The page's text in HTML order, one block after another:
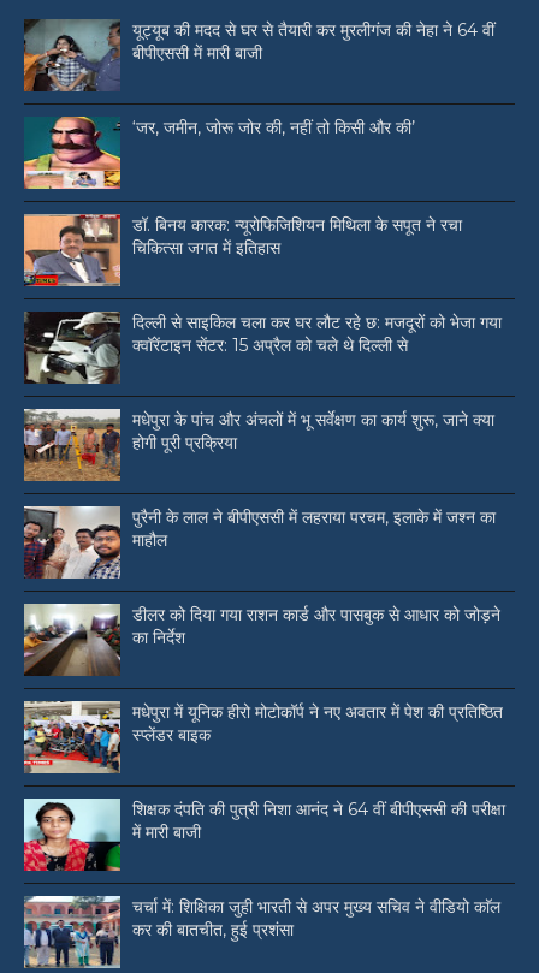
यूट्यूब की मदद से घर से तैयारी कर मुरलीगंज की नेहा ने 64 वीं
बीपीएससी में मारी बाजी
‘जर, जमीन, जोरू जोर की, नहीं तो किसी और की’
डॉ. बिनय कारक: न्यूरोफिजिशियन मिथिला के सपूत ने रचा
चिकित्सा जगत में इतिहास
दिल्ली से साइकिल चला कर घर लौट रहे छ: मजदूरों को भेजा गया
क्वॉरेंटाइन सेंटर: 15 अप्रैल को चले थे दिल्ली से
मधेपुरा के पांच और अंचलों में भू सर्वेक्षण का कार्य शुरू, जाने क्या
होगी पूरी प्रक्रिया
पुरैनी के लाल ने बीपीएससी में लहराया परचम, इलाके में जश्न का
माहौल
डीलर को दिया गया राशन कार्ड और पासबुक से आधार को जोड़ने
का निर्देश
मधेपुरा में यूनिक हीरो मोटोकॉर्प ने नए अवतार में पेश की प्रतिष्ठित
स्प्लेंडर बाइक
शिक्षक दंपति की पुत्री निशा आनंद ने 64 वीं बीपीएससी की परीक्षा
में मारी बाजी
चर्चा में: शिक्षिका जुही भारती से अपर मुख्य सचिव ने वीडियो काॅल
कर की बातचीत, हुई प्रशंसा